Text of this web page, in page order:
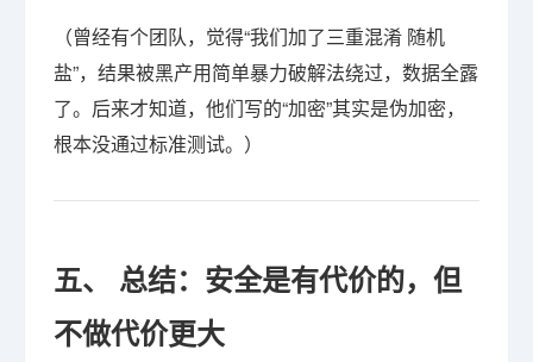
（曾经有个团队，觉得“我们加了三重混淆 随机
盐”，结果被黑产用简单暴力破解法绕过，数据全露
了。后来才知道，他们写的“加密”其实是伪加密，
根本没通过标准测试。）
五、 总结：安全是有代价的，但
不做代价更大